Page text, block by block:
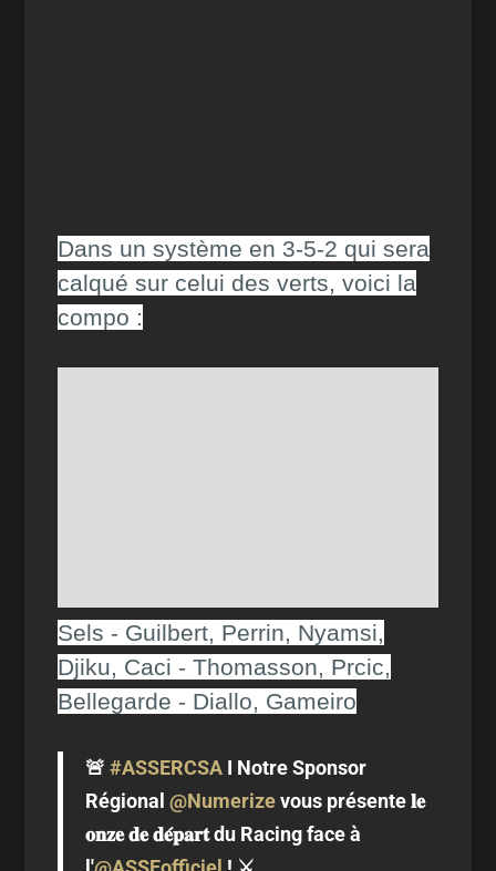
Dans un système en 3-5-2 qui sera
calqué sur celui des verts, voici la
compo :
Sels - Guilbert, Perrin, Nyamsi,
Djiku, Caci - Thomasson, Prcic,
Bellegarde - Diallo, Gameiro
🚨#ASSERCSA I Notre Sponsor
Régional@Numerizevous présente 𝐥𝐞
𝐨𝐧𝐳𝐞 𝐝𝐞 𝐝𝐞́𝐩𝐚𝐫𝐭 du Racing face à